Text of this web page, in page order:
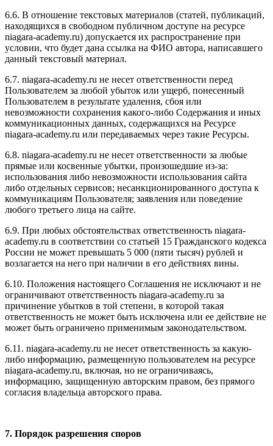
6.6. В отношение текстовых материалов (статей, публикаций,
находящихся в свободном публичном доступе на ресурсе
niagara-academy.ru) допускается их распространение при
условии, что будет дана ссылка на ФИО автора, написавшего
данный текстовый материал.
6.7. niagara-academy.ru не несет ответственности перед
Пользователем за любой убыток или ущерб, понесенный
Пользователем в результате удаления, сбоя или
невозможности сохранения какого-либо Содержания и иных
коммуникационных данных, содержащихся на Ресурсе
niagara-academy.ru или передаваемых через такие Ресурсы.
6.8. niagara-academy.ru не несет ответственности за любые
прямые или косвенные убытки, произошедшие из-за:
использования либо невозможности использования сайта
либо отдельных сервисов; несанкционированного доступа к
коммуникациям Пользователя; заявления или поведение
любого третьего лица на сайте.
6.9. При любых обстоятельствах ответственность niagara-
academy.ru в соответствии со статьей 15 Гражданского кодекса
России не может превышать 5 000 (пяти тысяч) рублей и
возлагается на него при наличии в его действиях вины.
6.10. Положения настоящего Соглашения не исключают и не
ограничивают ответственность niagara-academy.ru за
причинение убытков в той степени, в которой такая
ответственность не может быть исключена или ее действие не
может быть ограничено применимым законодательством.
6.11. niagara-academy.ru не несет ответственность за какую-
либо информацию, размещенную пользователем на ресурсе
niagara-academy.ru, включая, но не ограничиваясь,
информацию, защищенную авторским правом, без прямого
согласия владельца авторского права.
7. Порядок разрешения споров